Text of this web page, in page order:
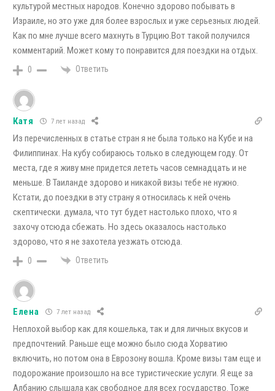
культурой местных народов. Конечно здорово побывать в
Израиле, но это уже для более взрослых и уже серьезных людей.
Как по мне лучше всего махнуть в Турцию.Вот такой получился
комментарий. Может кому то понравится для поездки на отдых.
0 Ответить
Катя 7 лет назад
Из перечисленных в статье стран я не была только на Кубе и на
Филиппинах. На кубу собираюсь только в следующем году. От
места, где я живу мне придется лететь часов семнадцать и не
меньше. В Таиланде здорово и никакой визы тебе не нужно.
Кстати, до поездки в эту страну я относилась к ней очень
скептически. думала, что тут будет настолько плохо, что я
захочу отсюда сбежать. Но здесь оказалось настолько
здорово, что я не захотела уезжать отсюда.
0 Ответить
Елена 7 лет назад
Неплохой выбор как для кошелька, так и для личных вкусов и
предпочтений. Раньше еще можно было сюда Хорватию
включить, но потом она в Еврозону вошла. Кроме визы там еще и
подорожание произошло на все туристические услуги. Я еще за
Албанию слышала как свободное для всех государство. Тоже